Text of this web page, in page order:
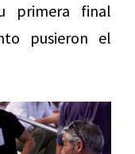
primera final
pusieron el